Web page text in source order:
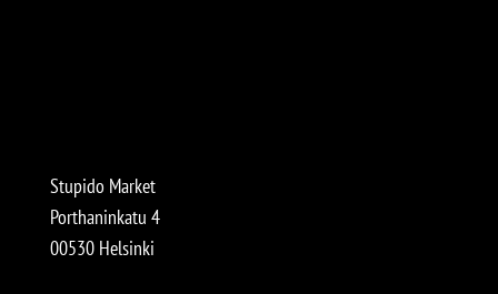
Stupido Market
Porthaninkatu 4
00530 Helsinki